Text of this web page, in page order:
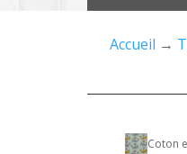
Accueil →
Coton